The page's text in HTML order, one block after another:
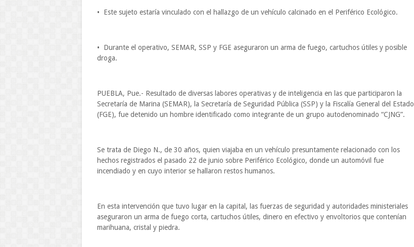
•⁠ ⁠Este sujeto estaría vinculado con el hallazgo de un vehículo calcinado en el Periférico Ecológico.
•⁠ ⁠Durante el operativo, SEMAR, SSP y FGE aseguraron un arma de fuego, cartuchos útiles y posible
droga.
PUEBLA, Pue.- Resultado de diversas labores operativas y de inteligencia en las que participaron la
Secretaría de Marina (SEMAR), la Secretaría de Seguridad Pública (SSP) y la Fiscalía General del Estado
(FGE), fue detenido un hombre identificado como integrante de un grupo autodenominado “CJNG”.
Se trata de Diego N., de 30 años, quien viajaba en un vehículo presuntamente relacionado con los
hechos registrados el pasado 22 de junio sobre Periférico Ecológico, donde un automóvil fue
incendiado y en cuyo interior se hallaron restos humanos.
En esta intervención que tuvo lugar en la capital, las fuerzas de seguridad y autoridades ministeriales
aseguraron un arma de fuego corta, cartuchos útiles, dinero en efectivo y envoltorios que contenían
marihuana, cristal y piedra.